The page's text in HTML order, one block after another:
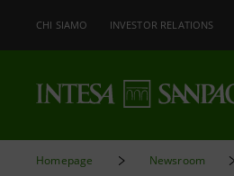
CHI SIAMO INVESTOR RELATIONS
Homepage Newsroom